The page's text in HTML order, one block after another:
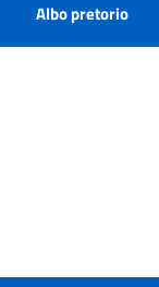
Albo pretorio